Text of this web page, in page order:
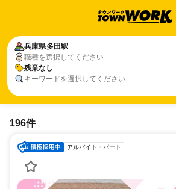
兵庫県多田駅
職種を選択してください
残業なし
キーワードを選択してください
196件
アルバイト・パート